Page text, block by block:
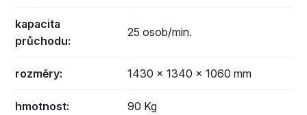
kapacita
průchodu:
25 osob/min.
rozměry: 1430 × 1340 × 1060 mm
hmotnost: 90 Kg